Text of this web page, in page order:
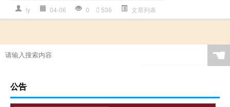
ly 04-06 0 536 文章列表
☚
公告